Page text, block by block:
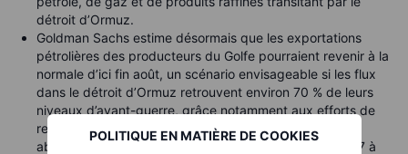
POLITIQUE EN MATIÈRE DE COOKIES
détroit d’Ormuz.
Goldman Sachs estime désormais que les exportations
pétrolières des producteurs du Golfe pourraient revenir à la
normale d’ici fin août, un scénario envisageable si les flux
dans le détroit d’Ormuz retrouvent environ 70 % de leurs
niveaux d’avant-guerre, grâce notamment aux efforts de
redirection via les pipelines. La banque a également
abaissé sa prévision de prix moyen du Brent pour 2027 à